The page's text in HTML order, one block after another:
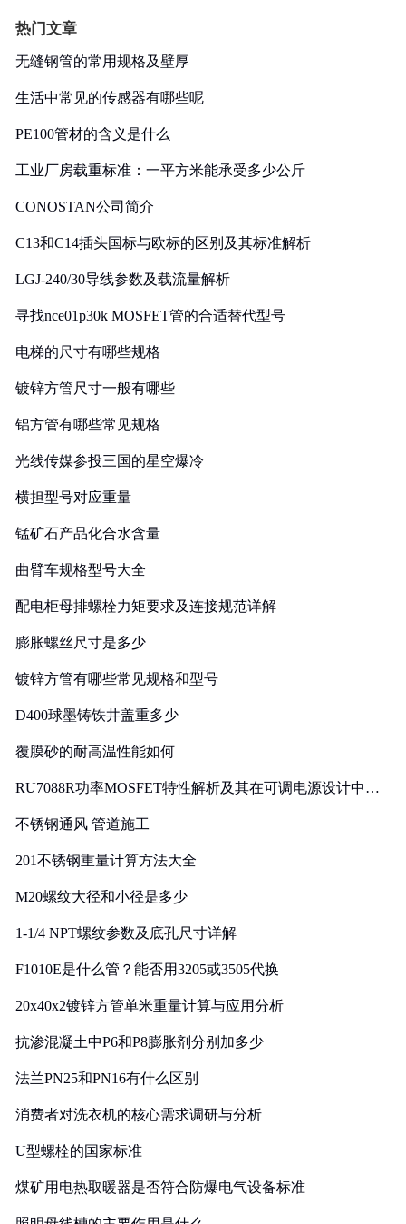
热门文章
无缝钢管的常用规格及壁厚
生活中常见的传感器有哪些呢
PE100管材的含义是什么
工业厂房载重标准：一平方米能承受多少公斤
CONOSTAN公司简介
C13和C14插头国标与欧标的区别及其标准解析
LGJ-240/30导线参数及载流量解析
寻找nce01p30k MOSFET管的合适替代型号
电梯的尺寸有哪些规格
镀锌方管尺寸一般有哪些
铝方管有哪些常见规格
光线传媒参投三国的星空爆冷
横担型号对应重量
锰矿石产品化合水含量
曲臂车规格型号大全
配电柜母排螺栓力矩要求及连接规范详解
膨胀螺丝尺寸是多少
镀锌方管有哪些常见规格和型号
D400球墨铸铁井盖重多少
覆膜砂的耐高温性能如何
RU7088R功率MOSFET特性解析及其在可调电源设计中的
不锈钢通风 管道施工
201不锈钢重量计算方法大全
M20螺纹大径和小径是多少
1-1/4 NPT螺纹参数及底孔尺寸详解
F1010E是什么管？能否用3205或3505代换
20x40x2镀锌方管单米重量计算与应用分析
抗渗混凝土中P6和P8膨胀剂分别加多少
法兰PN25和PN16有什么区别
消费者对洗衣机的核心需求调研与分析
U型螺栓的国家标准
煤矿用电热取暖器是否符合防爆电气设备标准